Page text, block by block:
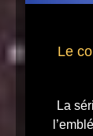
Le
La